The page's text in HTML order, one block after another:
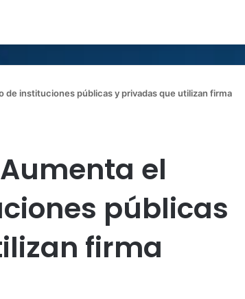
de instituciones públicas y privadas que utilizan firma
el
públicas
firma